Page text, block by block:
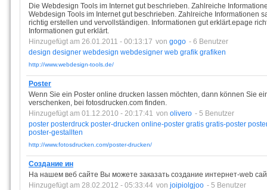
Die Webdesign Tools im Internet gut beschrieben. Zahlreiche
Webdesign Tools im Internet gut beschrieben. Zahlreiche Informationen
richtig erstellen und vervollständigen. Informationen gut erklärt.epage
Informationen gut erklärt.
Hinzugefügt am 26.01.2011 - 00:13:17 von gogo - 6 Benutzer
design designer webdesign webdesigner web grafik grafiken
http://www.webdesign-tools.de/
Poster
Wenn Sie ein Poster online drucken lassen möchten, dann können Sie
verschenken, bei fotosdrucken.com finden.
Hinzugefügt am 01.12.2010 - 20:17:41 von olivero - 5 Benutzer
poster posterdruck poster-drucken online-poster gratis gratis-poster
poster-gestallten
http://www.fotosdrucken.com/poster-drucken/
Создание ин
На нашем веб сайте Вы можете заказать создание интернет-web
Hinzugefügt am 28.02.2012 - 05:33:44 von joipiolgjoo - 5 Benutzer